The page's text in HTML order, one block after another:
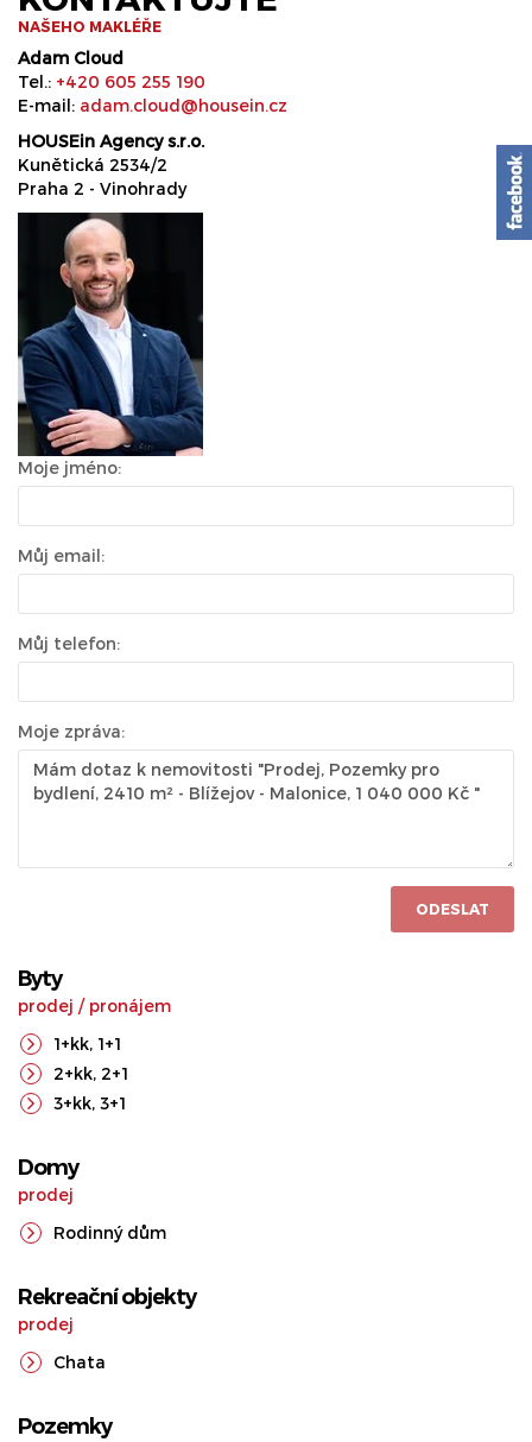
NAŠEHO MAKLÉŘE
Adam Cloud
Tel.: +420 605 255 190
E-mail: adam.cloud@housein.cz
HOUSEin Agency s.r.o.
Kunětická 2534/2
Praha 2 - Vinohrady
Moje jméno:
Můj email:
Můj telefon:
Moje zpráva:
ODESLAT
Byty
prodej / pronájem
1+kk, 1+1
2+kk, 2+1
3+kk, 3+1
Domy
prodej
Rodinný dům
Rekreační objekty
prodej
Chata
Pozemky